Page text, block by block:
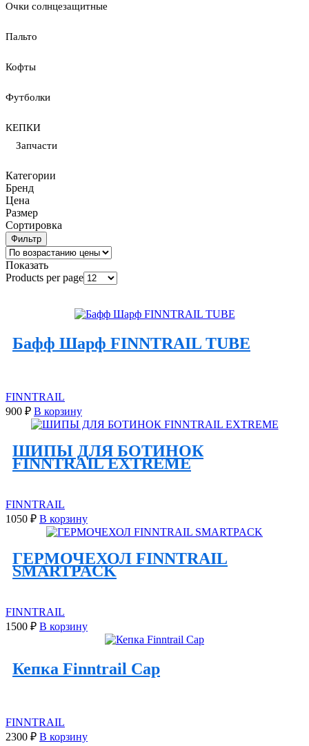
Очки солнцезащитные
Пальто
Кофты
Футболки
КЕПКИ
Запчасти
Категории
Бренд
Цена
Размер
Сортировка
Фильтр
Показать
Products per page
Бафф Шарф FINNTRAIL TUBE
FINNTRAIL
900 ₽ В корзину
ШИПЫ ДЛЯ БОТИНОК
FINNTRAIL EXTREME
FINNTRAIL
1050 ₽ В корзину
ГЕРМОЧЕХОЛ FINNTRAIL
SMARTPACK
FINNTRAIL
1500 ₽ В корзину
Кепка Finntrail Cap
FINNTRAIL
2300 ₽ В корзину